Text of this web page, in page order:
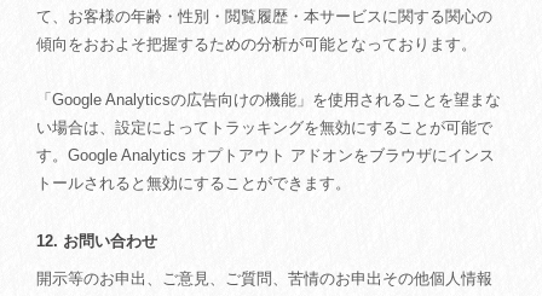
て、お客様の年齢・性別・閲覧履歴・本サービスに関する関心の
傾向をおおよそ把握するための分析が可能となっております。
「Google Analyticsの広告向けの機能」を使用されることを望まな
い場合は、設定によってトラッキングを無効にすることが可能で
す。Google Analytics オプトアウト アドオンをブラウザにインス
トールされると無効にすることができます。
12. お問い合わせ
開示等のお申出、ご意見、ご質問、苦情のお申出その他個人情報